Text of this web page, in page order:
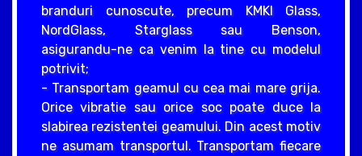
branduri cunoscute, precum KMKI Glass,
NordGlass, Starglass sau Benson,
asigurandu-ne ca venim la tine cu modelul
potrivit;
- Transportam geamul cu cea mai mare grija.
Orice vibratie sau orice soc poate duce la
slabirea rezistentei geamului. Din acest motiv
ne asumam transportul. Transportam fiecare